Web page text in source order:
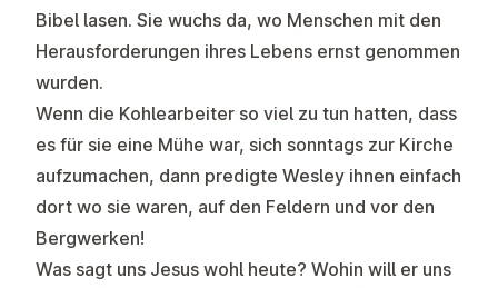
Bibel lasen. Sie wuchs da, wo Menschen mit den
Herausforderungen ihres Lebens ernst genommen
wurden.
Wenn die Kohlearbeiter so viel zu tun hatten, dass
es für sie eine Mühe war, sich sonntags zur Kirche
aufzumachen, dann predigte Wesley ihnen einfach
dort wo sie waren, auf den Feldern und vor den
Bergwerken!
Was sagt uns Jesus wohl heute? Wohin will er uns